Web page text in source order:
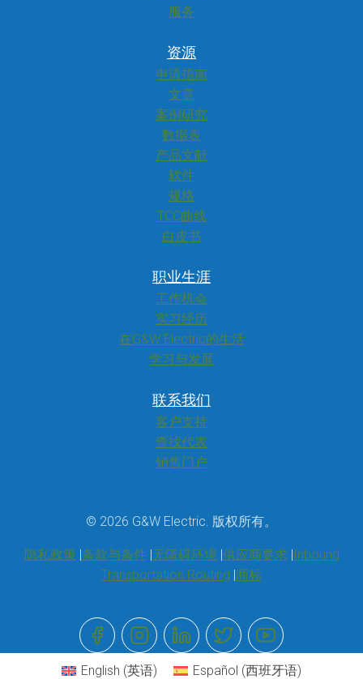
服务
资源
申请指南
文章
案例研究
数据表
产品文献
软件
规格
TCC曲线
白皮书
职业生涯
工作机会
实习经历
在G&W Electric的生活
学习与发展
联系我们
客户支持
查找代表
销售门户
© 2026 G&W Electric. 版权所有。
隐私政策 条款与条件 无障碍环境 供应商要求 Inbound
Transportation Routing 商标
English (英语) Español (西班牙语)